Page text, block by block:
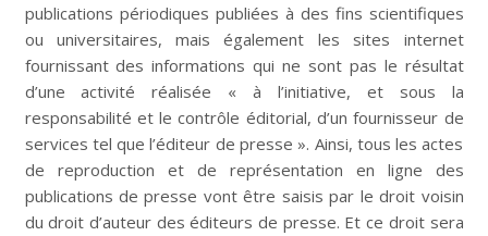
publications périodiques publiées à des fins scientifiques
ou universitaires, mais également les sites internet
fournissant des informations qui ne sont pas le résultat
d’une activité réalisée « à l’initiative, et sous la
responsabilité et le contrôle éditorial, d’un fournisseur de
services tel que l’éditeur de presse ». Ainsi, tous les actes
de reproduction et de représentation en ligne des
publications de presse vont être saisis par le droit voisin
du droit d’auteur des éditeurs de presse. Et ce droit sera